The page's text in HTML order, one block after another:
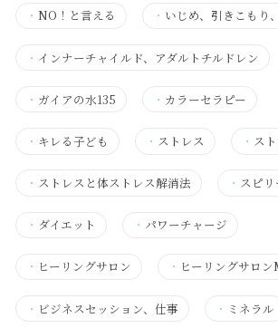
・ NO！と言える ・ いじめ、引きこもり
・ インナーチャイルド、アダルトチルドレン
・ ガイアの水135 ・ カラーセラピー
・ キレる子ども ・ ストレス ・ ス
・ ストレスと体ストレス解消法 ・ スピ
・ ダイエット ・ パワーチャージ
・ ヒーリングサロン ・ ヒーリングサロ
・ ビジネスセッション、仕事 ・ ミネラル